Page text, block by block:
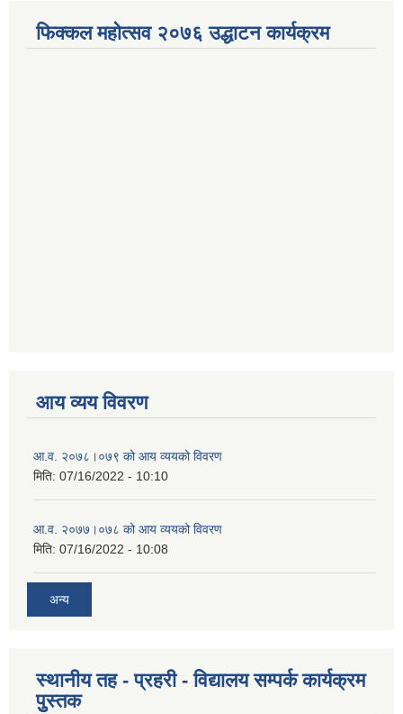
फिक्कल महोत्सव २०७६ उद्धाटन कार्यक्रम
आय व्यय विवरण
आ.व. २०७८।०७९ को आय व्ययको विवरण
मिति: 07/16/2022 - 10:10
आ.व. २०७७।०७८ को आय व्ययको विवरण
मिति: 07/16/2022 - 10:08
अन्य
स्थानीय तह - प्रहरी - विद्यालय सम्पर्क कार्यक्रम
पुुस्तक